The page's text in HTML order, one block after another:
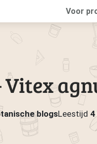
Voor
blogsLeestijd 4